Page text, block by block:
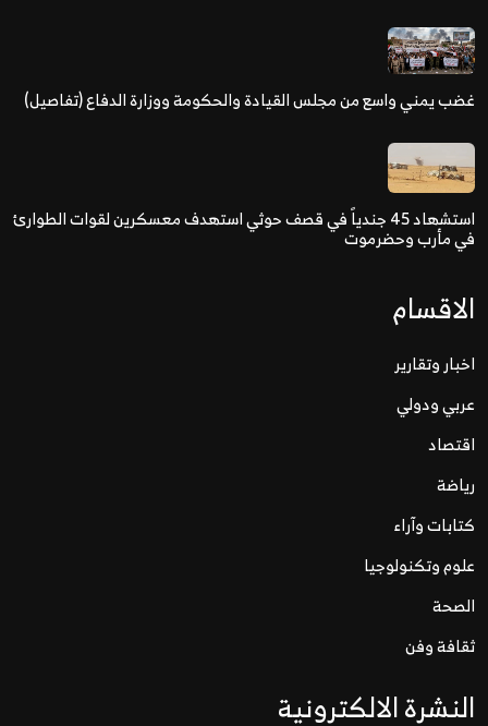
غضب يمني واسع من مجلس القيادة والحكومة ووزارة الدفاع (تفاصيل)
استشهاد 45 جندياً في قصف حوثي استهدف معسكرين لقوات الطوارئ
في مأرب وحضرموت
الاقسام
اخبار وتقارير
عربي ودولي
اقتصاد
رياضة
كتابات وآراء
علوم وتكنولوجيا
الصحة
ثقافة وفن
النشرة الالكترونية